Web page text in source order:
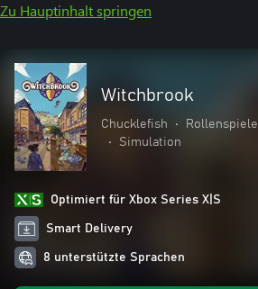
Zu Hauptinhalt springen
Witchbrook
Chucklefish • Rollenspiele
•
Simulation
Optimiert für Xbox Series X|S
Smart Delivery
8 unterstützte Sprachen